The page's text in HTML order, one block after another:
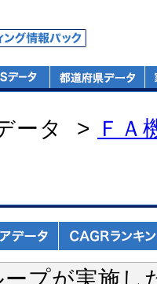
ータ > ＦＡ
ープが実施し